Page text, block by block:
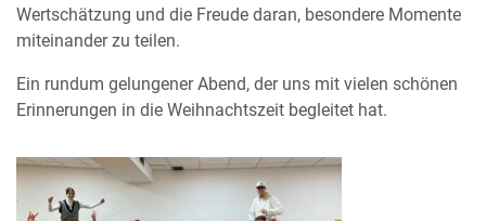
Wertschätzung und die Freude daran, besondere Momente
miteinander zu teilen.
Ein rundum gelungener Abend, der uns mit vielen schönen
Erinnerungen in die Weihnachtszeit begleitet hat.